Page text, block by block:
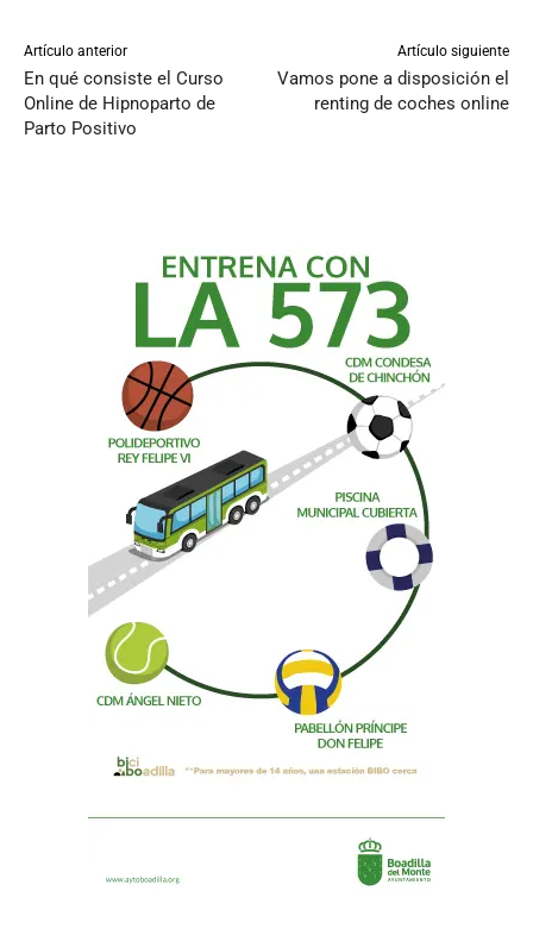
Artículo anterior
En qué consiste el Curso
Online de Hipnoparto de
Parto Positivo
Artículo siguiente
Vamos pone a disposición el
renting de coches online